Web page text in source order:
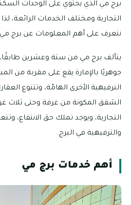
برج مي الذي يحتوي على الوحدات
التجارية ومختلف الخدمات الرائعة،
نتعرف على أهم المعلومات عن برج مي
يتألف برج مي من ستة وعشرين
جوهريًا بالإمارة يقع على مقربة من
الترفيهية الأخرى الهامّة، وتتنوع
الشقق المكونة من غرفة وحتى ثلاث
التجارية، ويوجد تملك حق الانتفاع،
والترفيهية في البرج.
أهم خدمات برج مي